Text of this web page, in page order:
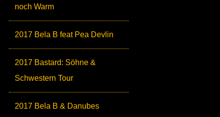
noch Warm
2017 Bela B feat Pea Devlin
2017 Bastard: Söhne &
Schwestern Tour
2017 Bela B & Danubes